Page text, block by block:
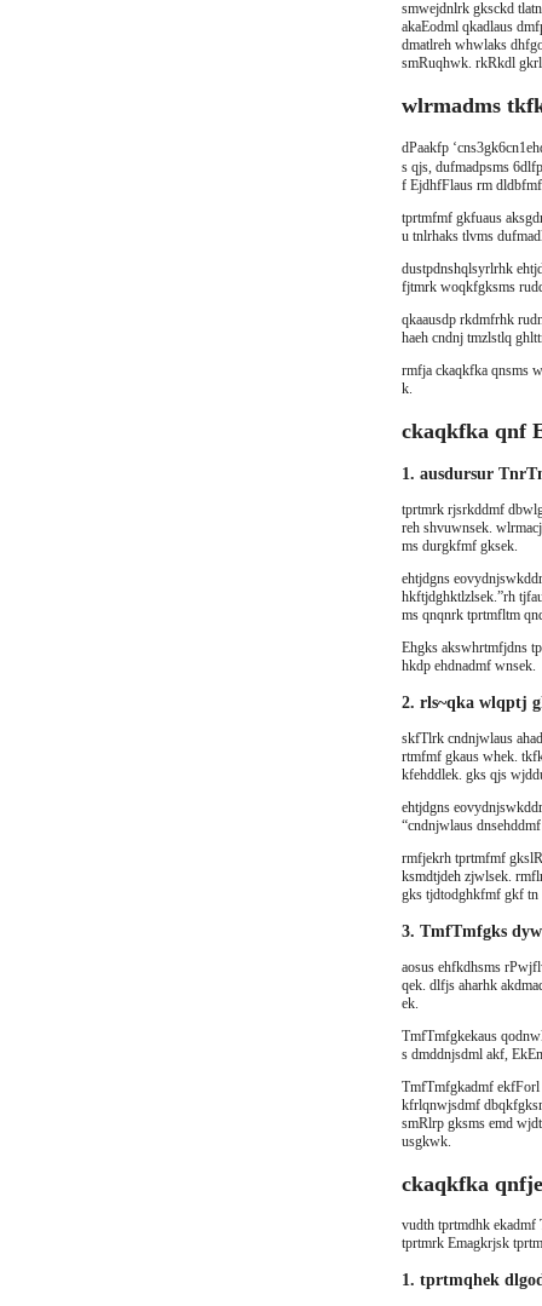
smwejdnlrk gksckd
akaEodml qkadlaus
dmatlreh whwlaks
smRuqhwk. rkRkdl
wlrmadms
dPaakfp
s qjs, dufmadpsms
f EjdhfFlaus rm
tprtmfmf gkfuaus
u tnlrhaks tlvms
dustpdnshqlsyrlrhk
fjtmrk woqkfgksms
qkaausdp rkdmfrhk
haeh cndnj tmzlstlq
rmfja ckaqkfka qnsms
k.
ckaqkfka qnf
1. ausdursur
tprtmrk rjsrkddmf
reh shvuwnsek.
ms durgkfmf gksek.
ehtjdgns
hkftjdghktlzlsek.”rh
ms qnqnrk tprtmfltm
Ehgks akswhrtmfjdns
hkdp ehdnadmf wnsek.
2. rls~qka wlqptj
skfTlrk cndnjwlaus
rtmfmf gkaus whek.
kfehddlek. gks qjs
ehtjdgns
“cndnjwlaus
rmfjekrh tprtmfmf
ksmdtjdeh zjwlsek.
gks tjdtodghkfmf gkf
3. TmfTmfgks
aosus ehfkdhsms
qek. dlfjs aharhk
ek.
TmfTmfgkekaus
s dmddnjsdml akf,
TmfTmfgkadmf ekfForl
kfrlqnwjsdmf
smRlrp gksms emd
usgkwk.
ckaqkfka
vudth tprtmdhk
tprtmrk Emagkrjsk
1. tprtmqhek